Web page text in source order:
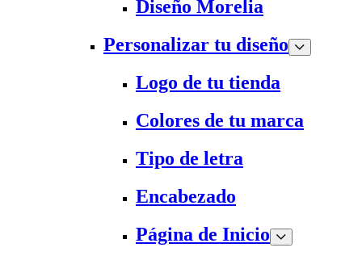
Diseño Morelia
Personalizar tu diseño
Logo de tu tienda
Colores de tu marca
Tipo de letra
Encabezado
Página de Inicio